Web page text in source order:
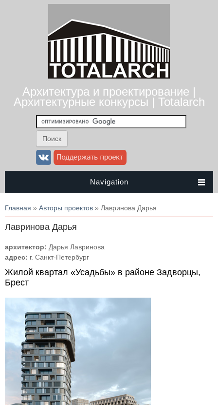
Архитектура и проектирование |
Архитектурные конкурсы | Totalarch
Navigation
Вы здесь
Главная » Авторы проектов » Лавринова Дарья
Лавринова Дарья
архитектор: Дарья Лавринова
адрес: г. Санкт-Петербург
Жилой квартал «Усадьбы» в районе Задворцы,
Брест